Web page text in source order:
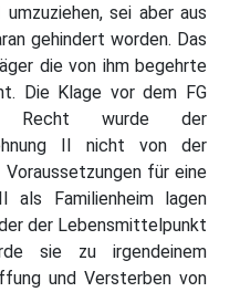
sei aber aus
gehindert worden. Das
die von ihm begehrte
Die Klage vor dem FG
Recht wurde der
II nicht von der
für eine
als Familienheim lagen
der Lebensmittelpunkt
sie zu irgendeinem
und Versterben von